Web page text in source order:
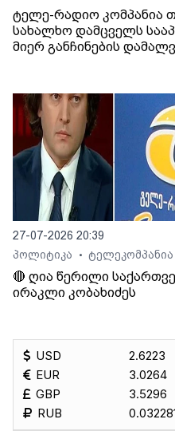
ტელე-რადიო კომპანია
სახალხო დამცველს
მიერ განჩინების
27-07-2026 20:39
პოლიტიკა
•
🔴 ღია წერილი
ირაკლი კობახიძეს
USD
EUR
GBP
RUB
2.6223
3.0264
3.5296